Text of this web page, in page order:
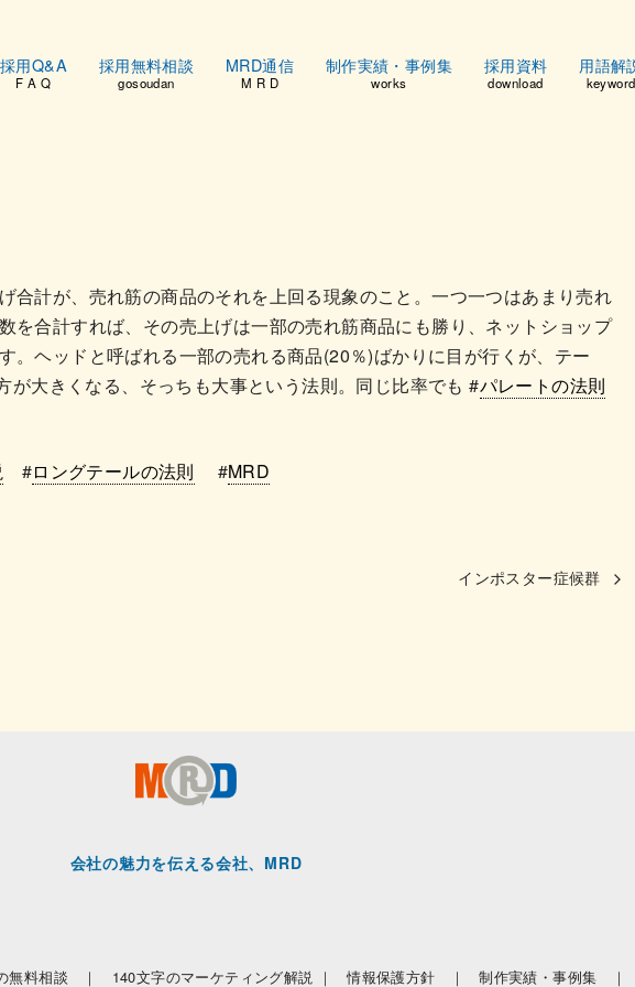
採用Q&A
F A Q
採用無料相談
gosoudan
MRD通信
M R D
制作実績・事例集
works
採用資料
download
用語解
keyword
合計が、売れ筋の商品のそれを上回る現象のこと。一つ一つはあまり売れ
を合計すれば、その売上げは一部の売れ筋商品にも勝り、ネットショップ
。ヘッドと呼ばれる一部の売れる商品(20％)ばかりに目が行くが、テー
が大きくなる、そっちも大事という法則。同じ比率でも #パレートの法則
#ロングテールの法則 #MRD
インポスター症候群
会社の魅力を伝える会社、MRD
無料相談 ｜ 140文字のマーケティング解説 ｜ 情報保護方針 ｜ 制作実績・事例集 ｜